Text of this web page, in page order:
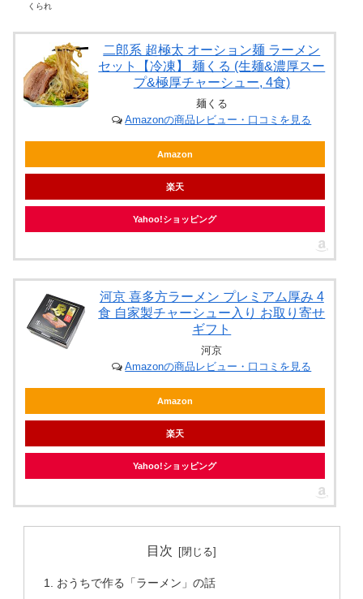
くられ
二郎系 超極太 オーション麺 ラーメン
セット【冷凍】 麺くる (生麺&濃厚スー
プ&極厚チャーシュー, 4食)
麺くる
Amazonの商品レビュー・口コミを見る
Amazon
楽天
Yahoo!ショッピング
河京 喜多方ラーメン プレミアム厚み 4
食 自家製チャーシュー入り お取り寄せ
ギフト
河京
Amazonの商品レビュー・口コミを見る
Amazon
楽天
Yahoo!ショッピング
目次
おうちで作る「ラーメン」の話